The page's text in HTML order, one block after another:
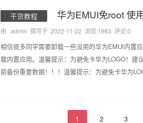
干货教程 华为EMUI免root 使
由 admin 撰写于 2022-11-22 浏览:1983 评论:0
相信很多同学需要卸载一些没用的华为EMUI内置
载内置应用。温馨提示：为避免卡华为LOGO！
前备份重要数据！！！温馨提示：为避免卡华为
1 2 3